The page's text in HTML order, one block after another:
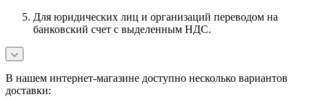
Для юридических лиц и организаций переводом на
банковский счет с выделенным НДС.
В нашем интернет-магазине доступно несколько вариантов
доставки: